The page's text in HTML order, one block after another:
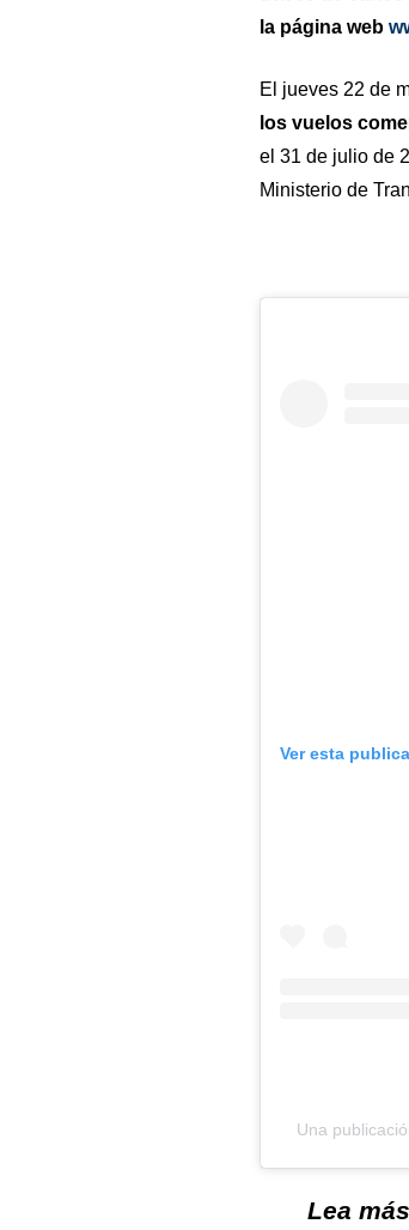
la página web
El jueves 22 de
los vuelos
el 31 de julio de
Ministerio de
Ver esta
Una
Lea